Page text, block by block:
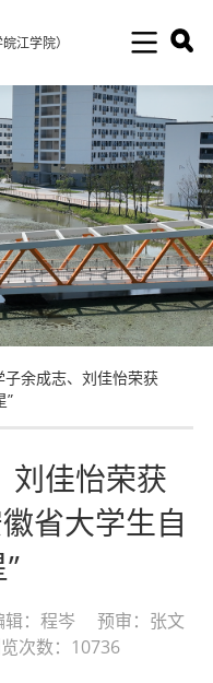
江学院）
子余成志、刘佳怡荣获
”
刘佳怡荣获
省大学生自
辑：程岑 预审：张文
数：10736